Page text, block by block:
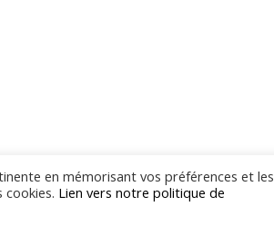
en mémorisant vos préférences et les
cookies. Lien vers notre politique de